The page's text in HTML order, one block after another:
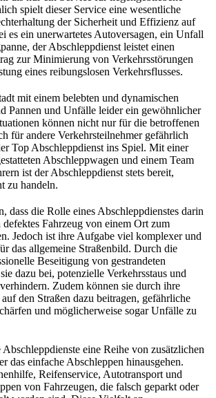
spielt dieser Service eine wesentliche
der Sicherheit und Effizienz auf
es ein unerwartetes Autoversagen, ein Unfall
der Abschleppdienst leistet einen
zur Minimierung von Verkehrsstörungen
eines reibungslosen Verkehrsflusses.
mit einem belebten und dynamischen
Pannen und Unfälle leider ein gewöhnlicher
können nicht nur für die betroffenen
für andere Verkehrsteilnehmer gefährlich
Top Abschleppdienst ins Spiel. Mit einer
Abschleppwagen und einem Team
ist der Abschleppdienst stets bereit,
zu handeln.
dass die Rolle eines Abschleppdienstes darin
defektes Fahrzeug von einem Ort zum
Jedoch ist ihre Aufgabe viel komplexer und
das allgemeine Straßenbild. Durch die
Beseitigung von gestrandeten
dazu bei, potenzielle Verkehrsstaus und
Zudem können sie durch ihre
den Straßen dazu beitragen, gefährliche
und möglicherweise sogar Unfälle zu
eine Reihe von zusätzlichen
das einfache Abschleppen hinausgehen.
Reifenservice, Autotransport und
von Fahrzeugen, die falsch geparkt oder